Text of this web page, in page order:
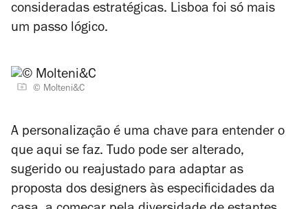
consideradas estratégicas. Lisboa foi só mais
um passo lógico.
© Molteni&C
A personalização é uma chave para entender o
que aqui se faz. Tudo pode ser alterado,
sugerido ou reajustado para adaptar as
proposta dos designers às especificidades da